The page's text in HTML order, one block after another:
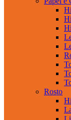
Rosto